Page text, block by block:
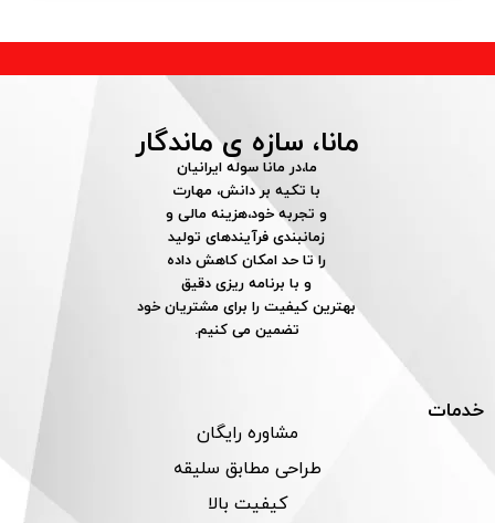
مانا، سازه ی ماندگار
ما،در مانا سوله ایرانیان
با تکیه بر دانش، مهارت
و تجربه خود،هزینه مالی و
زمانبندی فرآیندهای تولید
را تا حد امکان کاهش داده
و با برنامه ریزی دقیق
بهترین کیفیت را برای مشتریان خود
تضمین می کنیم.
خدمات
مشاوره رایگان
طراحی مطابق سلیقه
کیفیت بالا